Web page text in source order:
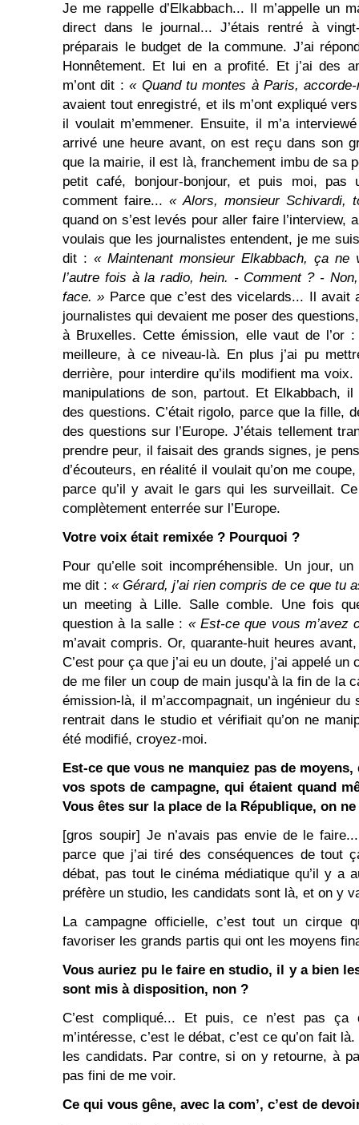
Je me rappelle d’Elkabbach... Il m’appelle un
direct dans le journal... J’étais rentré à
préparais le budget de la commune. J’ai
Honnêtement. Et lui en a profité. Et j’ai des
m’ont dit :« Quand tu montes à Paris,
avaient tout enregistré, et ils m’ont expliqué
il voulait m’emmener. Ensuite, il m’a
arrivé une heure avant, on est reçu dans son
que la mairie, il est là, franchement imbu de sa
petit café, bonjour-bonjour, et puis moi,
comment faire...« Alors, monsieur
quand on s’est levés pour aller faire l’interview,
voulais que les journalistes entendent, je me
dit : « Maintenant monsieur Elkabbach, ça
l’autre fois à la radio, hein. - Comment ? -
face. » Parce que c’est des vicelards... Il avait
journalistes qui devaient me poser des
à Bruxelles. Cette émission, elle vaut de
meilleure, à ce niveau-là. En plus j’ai pu
derrière, pour interdire qu’ils modifient ma
manipulations de son, partout. Et Elkabbach,
des questions. C’était rigolo, parce que la fille,
des questions sur l’Europe. J’étais tellement
prendre peur, il faisait des grands signes, je
d’écouteurs, en réalité il voulait qu’on me
parce qu’il y avait le gars qui les surveillait.
complètement enterrée sur l’Europe.
Votre voix était remixée ? Pourquoi ?
Pour qu’elle soit incompréhensible. Un jour,
me dit :« Gérard, j’ai rien compris de ce que tu
un meeting à Lille. Salle comble. Une fois
question à la salle : « Est-ce que vous m’avez
m’avait compris. Or, quarante-huit heures
C’est pour ça que j’ai eu un doute, j’ai appelé
de me filer un coup de main jusqu’à la fin de la
émission-là, il m’accompagnait, un ingénieur
rentrait dans le studio et vérifiait qu’on ne
été modifié, croyez-moi.
Est-ce que vous ne manquiez pas de
vos spots de campagne, qui étaient quand
Vous êtes sur la place de la République, on
[gros soupir] Je n’avais pas envie de le
parce que j’ai tiré des conséquences de tout
débat, pas tout le cinéma médiatique qu’il y a
préfère un studio, les candidats sont là, et on y
La campagne officielle, c’est tout un cirque
favoriser les grands partis qui ont les moyens
Vous auriez pu le faire en studio, il y a bien
sont mis à disposition, non ?
C’est compliqué... Et puis, ce n’est pas ça
m’intéresse, c’est le débat, c’est ce qu’on fait
les candidats. Par contre, si on y retourne, à
pas fini de me voir.
Ce qui vous gêne, avec la com’, c’est de